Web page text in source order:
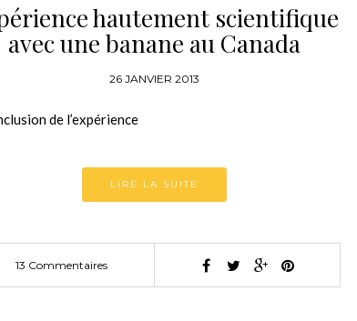
hautement scientifique
avec une banane au Canada
26 JANVIER 2013
de l’expérience
LIRE LA SUITE
13 Commentaires